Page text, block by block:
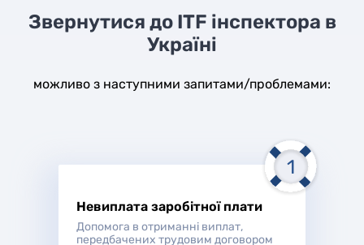
Звернутися до ITF інспектора в
Україні
можливо з наступними запитами/проблемами:
Невиплата заробітної плати
Допомога в отриманні виплат,
передбачених трудовим договором